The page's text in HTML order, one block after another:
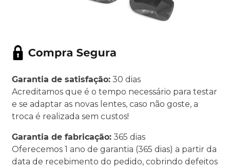
Garantia de satisfação: 30 dias
Acreditamos que é o tempo necessário para testar
e se adaptar as novas lentes, caso não goste, a
troca é realizada sem custos!
Garantia de fabricação: 365 dias
Oferecemos 1 ano de garantia (365 dias) a partir da
data de recebimento do pedido, cobrindo defeitos